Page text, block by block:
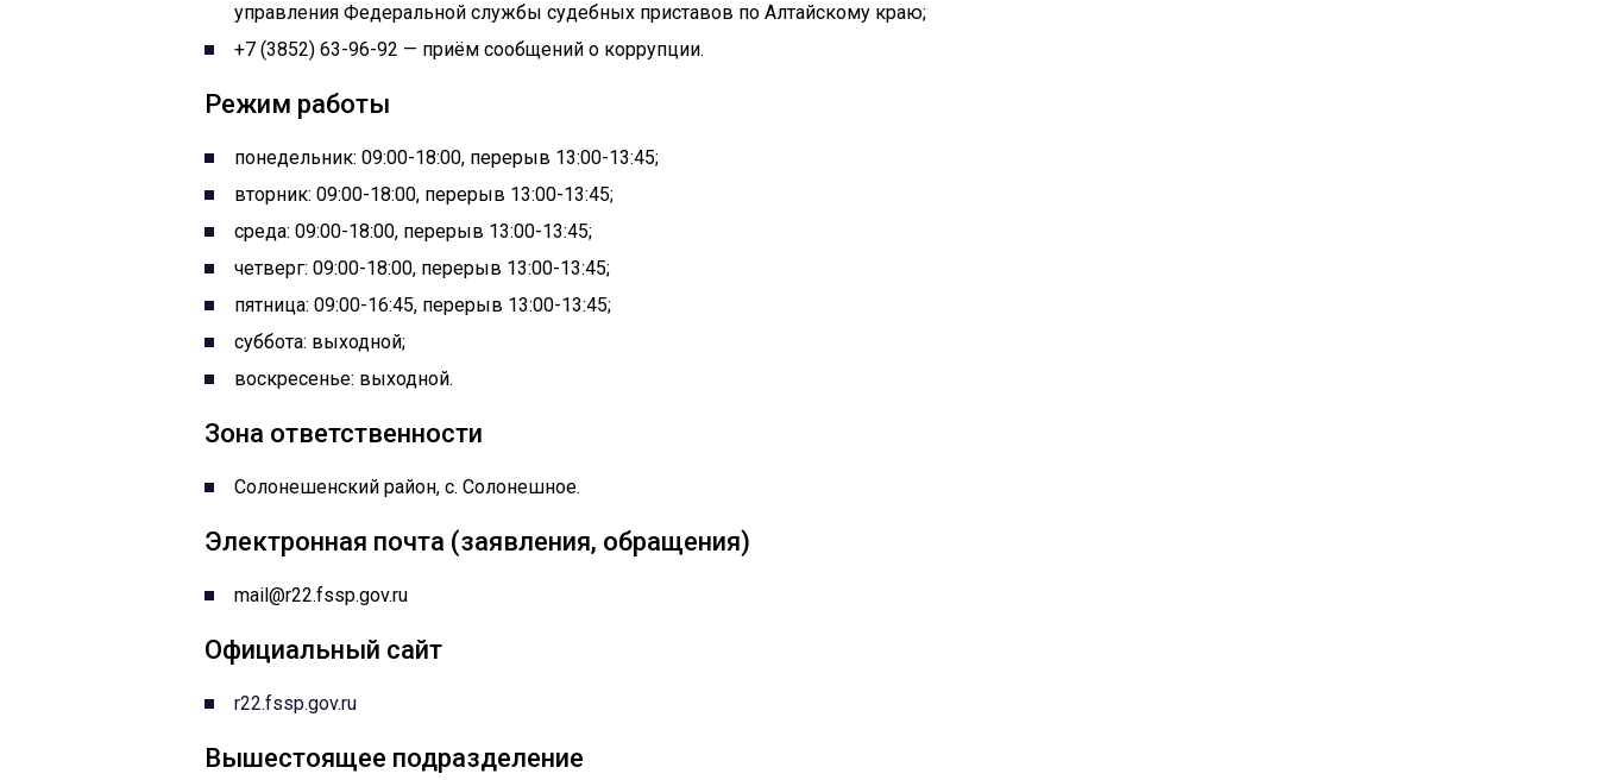
управления Федеральной службы судебных приставов по Алтайскому краю;
+7 (3852) 63-96-92 — приём сообщений о коррупции.
Режим работы
понедельник: 09:00-18:00, перерыв 13:00-13:45;
вторник: 09:00-18:00, перерыв 13:00-13:45;
среда: 09:00-18:00, перерыв 13:00-13:45;
четверг: 09:00-18:00, перерыв 13:00-13:45;
пятница: 09:00-16:45, перерыв 13:00-13:45;
суббота: выходной;
воскресенье: выходной.
Зона ответственности
Солонешенский район, c. Солонешное.
Электронная почта (заявления, обращения)
mail@r22.fssp.gov.ru
Официальный сайт
r22.fssp.gov.ru
Вышестоящее подразделение